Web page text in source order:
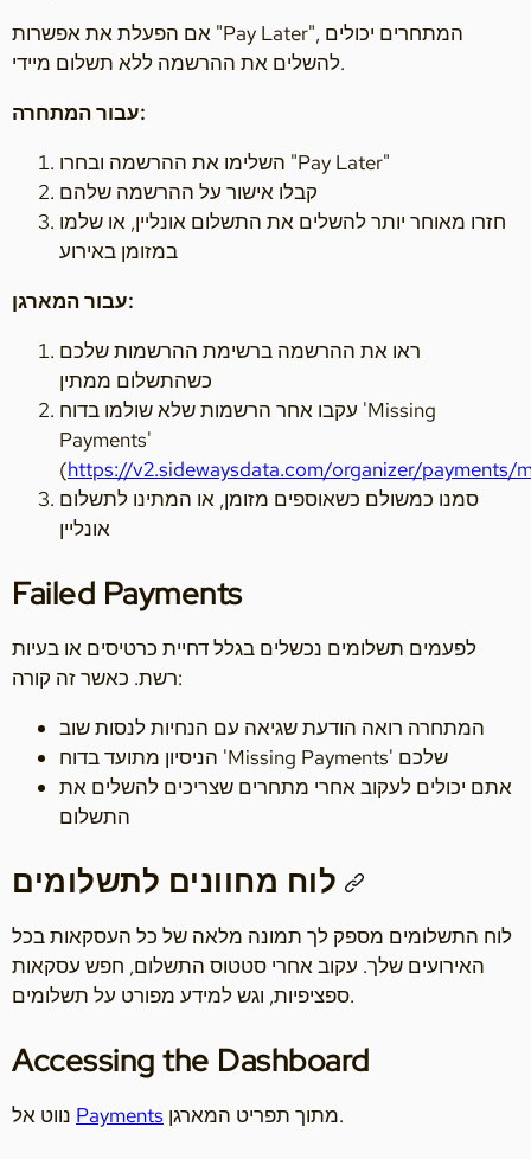
אם הפעלת את אפשרות "Pay Later", המתחרים יכולים
להשלים את ההרשמה ללא תשלום מיידי.
עבור המתחרה:
השלימו את ההרשמה ובחרו "Pay Later"
קבלו אישור על ההרשמה שלהם
חזרו מאוחר יותר להשלים את התשלום אונליין, או שלמו
במזומן באירוע
עבור המארגן:
ראו את ההרשמה ברשימת ההרשמות שלכם
כשהתשלום ממתין
עקבו אחר הרשמות שלא שולמו בדוח 'Missing
Payments'
(https://v2.sidewaysdata.com/organizer/payments/
סמנו כמשולם כשאוספים מזומן, או המתינו לתשלום
אונליין
Failed Payments
לפעמים תשלומים נכשלים בגלל דחיית כרטיסים או בעיות
רשת. כאשר זה קורה:
המתחרה רואה הודעת שגיאה עם הנחיות לנסות שוב
הניסיון מתועד בדוח 'Missing Payments' שלכם
אתם יכולים לעקוב אחרי מתחרים שצריכים להשלים את
התשלום
לוח התשלומים מספק לך תמונה מלאה של כל העסקאות בכל
האירועים שלך. עקוב אחרי סטטוס התשלום, חפש עסקאות
ספציפיות, וגש למידע מפורט על תשלומים.
Accessing the Dashboard
Payments מתוך תפריט המארגן.